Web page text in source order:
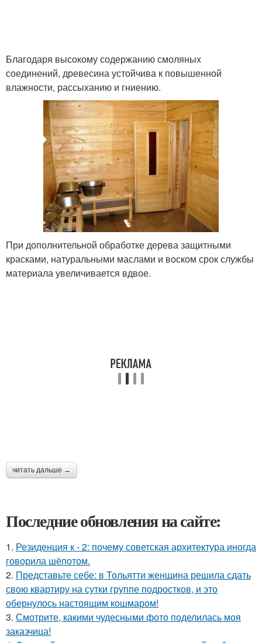
Благодаря высокому содержанию смоляных
соединений, древесина устойчива к повышенной
влажности, рассыханию и гниению.
При дополнительной обработке дерева защитными
красками, натуральными маслами и воском срок службы
материала увеличивается вдвое.
читать дальше →
Последние обновления на сайте:
1. Резиденция к - 2: почему советская архитектура иногда
говорила шёпотом.
2. Представьте себе: в Тольятти женщина решила сдать
свою квартиру на сутки группе подростков, и это
обернулось настоящим кошмаром!
3. Смотрите, какими чудесными фото поделилась моя
заказчица!